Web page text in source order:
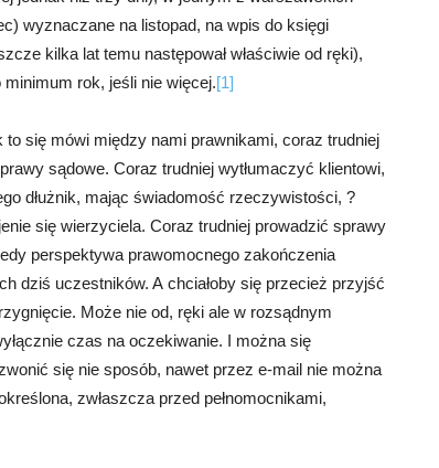
wyznaczane na listopad, na wpis do księgi
kilka lat temu następował właściwie od ręki),
rok, jeśli nie więcej.[1]
się mówi między nami prawnikami, coraz trudniej
sądowe. Coraz trudniej wytłumaczyć klientowi,
dłużnik, mając świadomość rzeczywistości, ?
się wierzyciela. Coraz trudniej prowadzić sprawy
perspektywa prawomocnego zakończenia
dziś uczestników. A chciałoby się przecież przyjść
Może nie od, ręki ale w rozsądnym
czas na oczekiwanie. I można się
się nie sposób, nawet przez e-mail nie można
zwłaszcza przed pełnomocnikami,